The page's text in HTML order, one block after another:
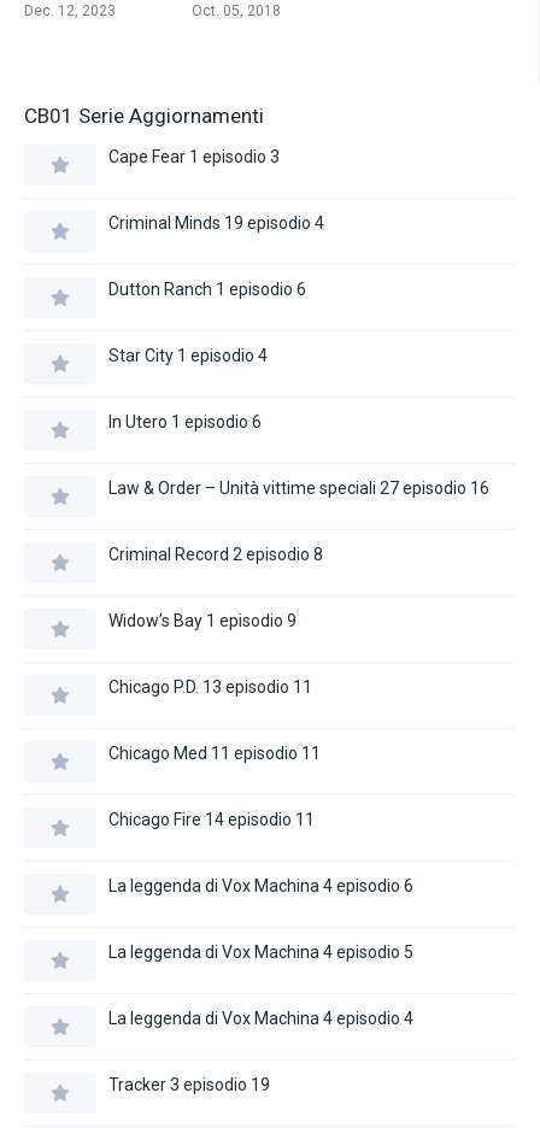
Dec. 12, 2023 Oct. 05, 2018
CB01 Serie Aggiornamenti
Cape Fear 1 episodio 3
Criminal Minds 19 episodio 4
Dutton Ranch 1 episodio 6
Star City 1 episodio 4
In Utero 1 episodio 6
Law & Order – Unità vittime speciali 27 episodio 16
Criminal Record 2 episodio 8
Widow’s Bay 1 episodio 9
Chicago P.D. 13 episodio 11
Chicago Med 11 episodio 11
Chicago Fire 14 episodio 11
La leggenda di Vox Machina 4 episodio 6
La leggenda di Vox Machina 4 episodio 5
La leggenda di Vox Machina 4 episodio 4
Tracker 3 episodio 19